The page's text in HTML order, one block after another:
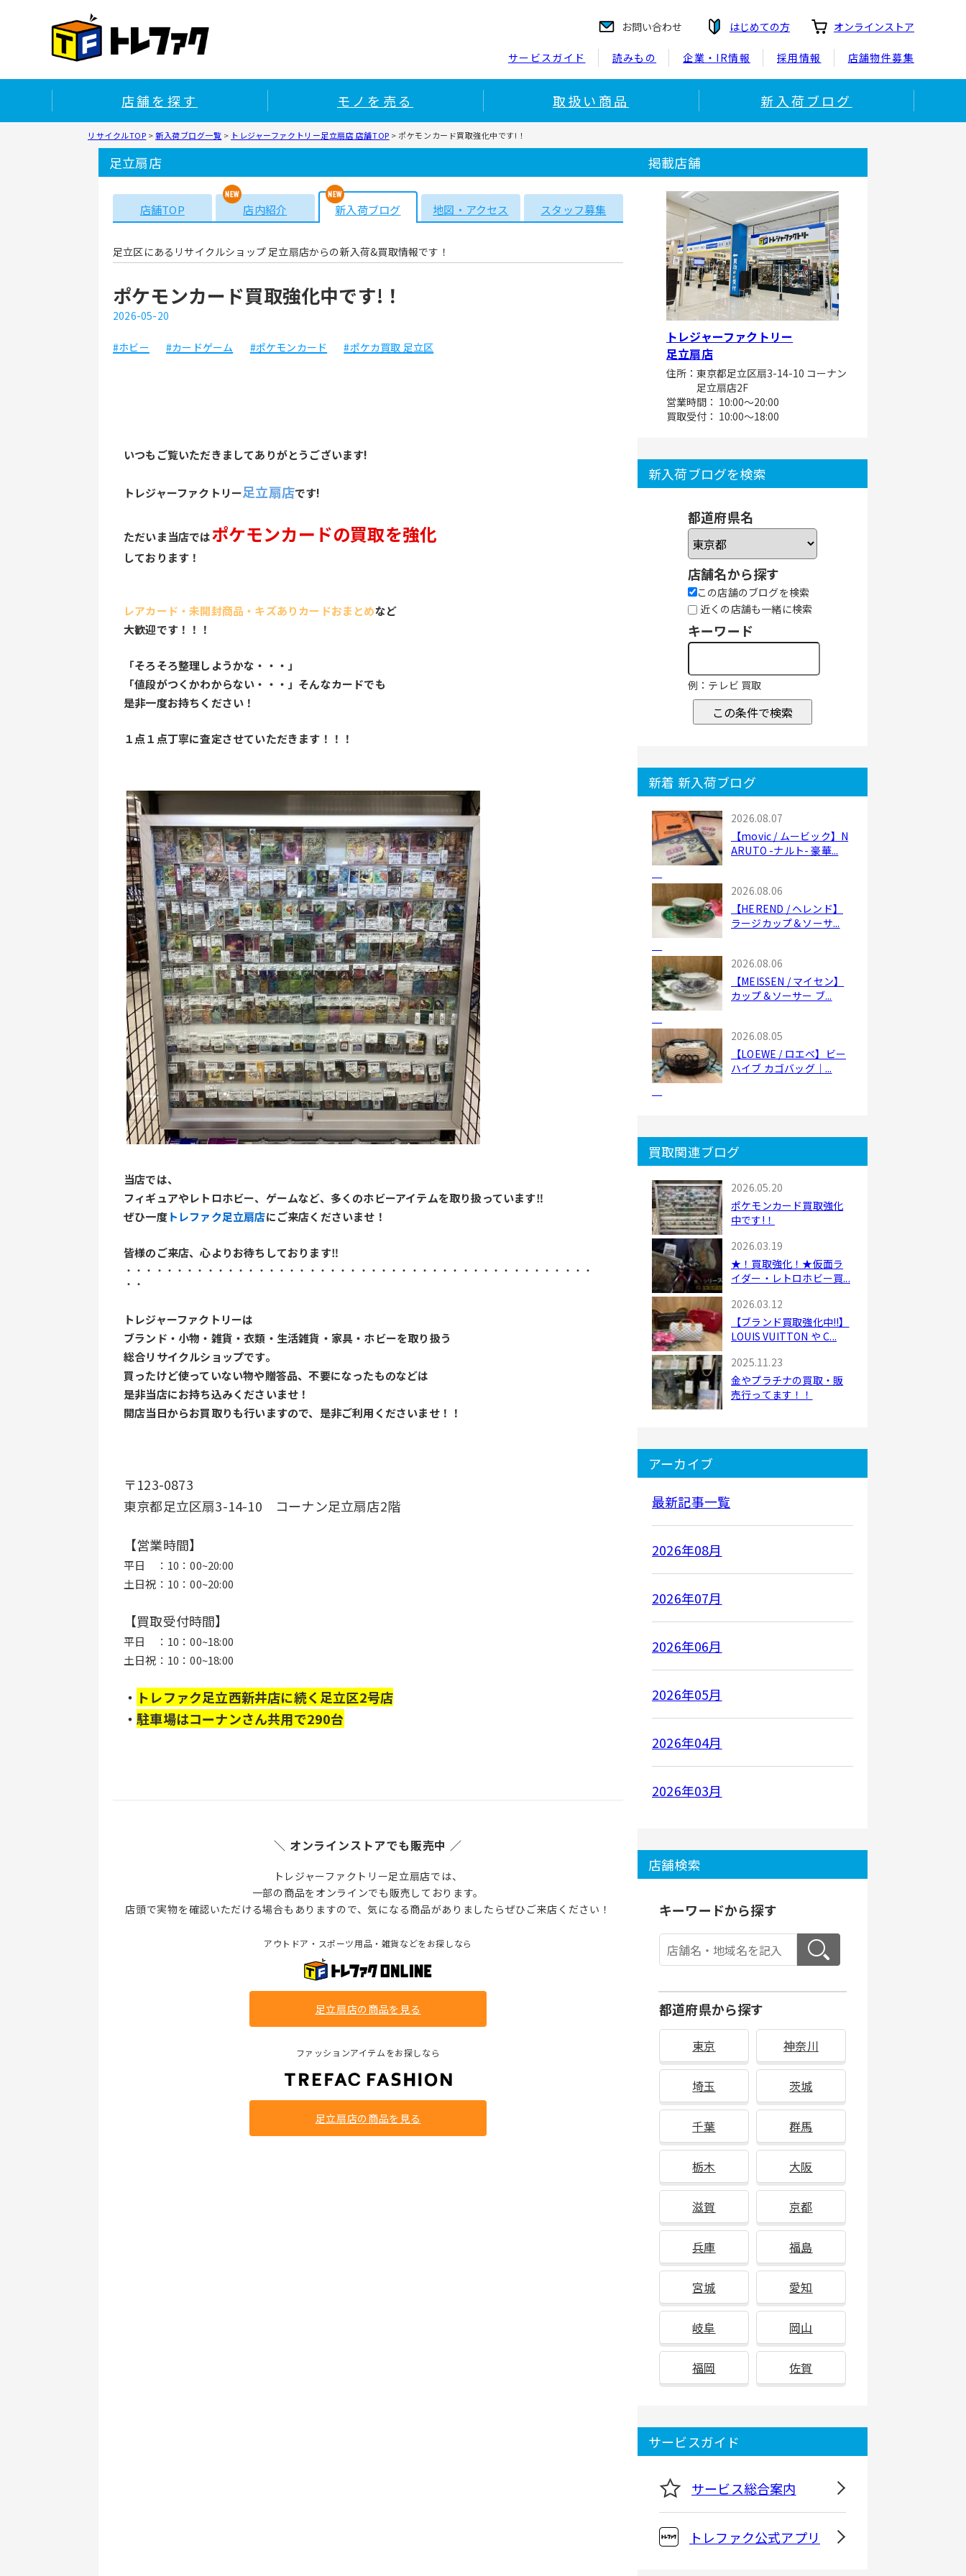
お問い合わせ はじめての方 オンラインストア
サービスガイド 読みもの 企業・IR情報 採用情報 店舗物件募集
店舗を探す モノを売る 取扱い商品 新入荷ブログ
リサイクルTOP >新入荷ブログ一覧 > トレジャーファクトリー足立扇店 店舗TOP > ポケモンカード買取強化中です!！
足立扇店
店舗TOP 店内紹介 新入荷ブログ 地図・アクセス スタッフ募集
足立区にあるリサイクルショップ 足立扇店からの新入荷&買取情報です！
ポケモンカード買取強化中です!！
2026-05-20
#ホビー #カードゲーム #ポケモンカード #ポケカ買取 足立区
いつもご覧いただきましてありがとうございます!
トレジャーファクトリー足立扇店です!
ただいま当店ではポケモンカードの買取を強化
しております！
レアカード・未開封商品・キズありカードおまとめなど
大歓迎です！！！
「そろそろ整理しようかな・・・」
「値段がつくかわからない・・・」そんなカードでも
是非一度お持ちください！
１点１点丁寧に査定させていただきます！！！
当店では、
フィギュアやレトロホビー、ゲームなど、多くのホビーアイテムを取り扱っています‼
ぜひ一度トレファク足立扇店にご来店くださいませ！
皆様のご来店、心よりお待ちしております‼
・・・・・・・・・・・・・・・・・・・・・・・・・・・・・・・・・・・・・・・・・・・・・・
・・
トレジャーファクトリーは
ブランド・小物・雑貨・衣類・生活雑貨・家具・ホビーを取り扱う
総合リサイクルショップです。
買ったけど使っていない物や贈答品、不要になったものなどは
是非当店にお持ち込みくださいませ！
開店当日からお買取りも行いますので、是非ご利用くださいませ！！
〒123-0873
東京都足立区扇3-14-10　コーナン足立扇店2階
【営業時間】
平日　：10：00~20:00
土日祝：10：00~20:00
【買取受付時間】
平日　：10：00~18:00
土日祝：10：00~18:00
・ トレファク足立西新井店に続く足立区2号店
・駐車場はコーナンさん共用で290台
＼ オンラインストアでも販売中 ／
トレジャーファクトリー足立扇店では、
一部の商品をオンラインでも販売しております。
店頭で実物を確認いただける場合もありますので、気になる商品がありましたらぜひご来店ください！
アウトドア・スポーツ用品・雑貨などをお探しなら
足立扇店の商品を見る
ファッションアイテムをお探しなら
足立扇店の商品を見る
掲載店舗
トレジャーファクトリー
足立扇店
住所：東京都足立区扇3-14-10 コーナン
足立扇店2F
営業時間： 10:00～20:00
買取受付： 10:00～18:00
新入荷ブログを検索
都道府県名
店舗名から探す
この店舗のブログを検索
近くの店舗も一緒に検索
キーワード
例：テレビ 買取
この条件で検索
新着 新入荷ブログ
2026.08.07
【movic / ムービック】N
ARUTO -ナルト- 豪華...
2026.08.06
【HEREND / ヘレンド】
ラージカップ＆ソーサ...
2026.08.06
【MEISSEN / マイセン】
カップ＆ソーサー ブ...
2026.08.05
【LOEWE / ロエベ】ビー
ハイブ カゴバッグ｜...
買取関連ブログ
2026.05.20
ポケモンカード買取強化
中です!！
2026.03.19
★！買取強化！★仮面ラ
イダー・レトロホビー買...
2026.03.12
【ブランド買取強化中!!】
LOUIS VUITTON や C...
2025.11.23
金やプラチナの買取・販
売行ってます！！
アーカイブ
最新記事一覧
2026年08月
2026年07月
2026年06月
2026年05月
2026年04月
2026年03月
店舗検索
キーワードから探す
都道府県から探す
東京 神奈川
埼玉 茨城
千葉 群馬
栃木 大阪
滋賀 京都
兵庫 福島
宮城 愛知
岐阜 岡山
福岡 佐賀
サービスガイド
サービス総合案内
トレファク公式アプリ